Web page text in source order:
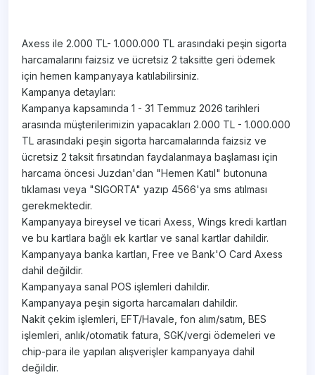
Axess ile 2.000 TL- 1.000.000 TL arasındaki peşin sigorta
harcamalarını faizsiz ve ücretsiz 2 taksitte geri ödemek
için hemen kampanyaya katılabilirsiniz.
Kampanya detayları:
Kampanya kapsamında 1 - 31 Temmuz 2026 tarihleri
arasında müşterilerimizin yapacakları 2.000 TL - 1.000.000
TL arasındaki peşin sigorta harcamalarında faizsiz ve
ücretsiz 2 taksit fırsatından faydalanmaya başlaması için
harcama öncesi Juzdan'dan "Hemen Katıl" butonuna
tıklaması veya "SIGORTA" yazıp 4566'ya sms atılması
gerekmektedir.
Kampanyaya bireysel ve ticari Axess, Wings kredi kartları
ve bu kartlara bağlı ek kartlar ve sanal kartlar dahildir.
Kampanyaya banka kartları, Free ve Bank'O Card Axess
dahil değildir.
Kampanyaya sanal POS işlemleri dahildir.
Kampanyaya peşin sigorta harcamaları dahildir.
Nakit çekim işlemleri, EFT/Havale, fon alım/satım, BES
işlemleri, anlık/otomatik fatura, SGK/vergi ödemeleri ve
chip-para ile yapılan alışverişler kampanyaya dahil
değildir.